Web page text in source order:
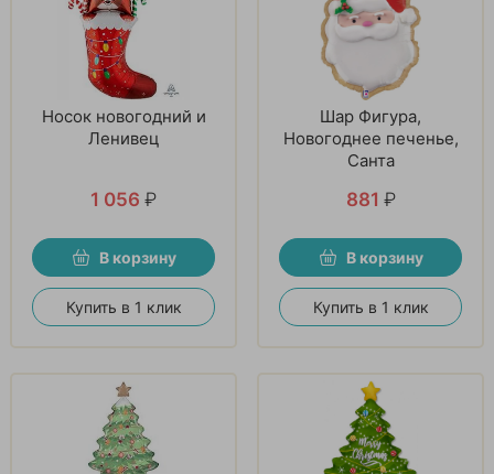
Носок новогодний и
Ленивец
1 056 ₽
В корзину
Купить в 1 клик
Шар Фигура,
Новогоднее печенье,
Санта
881 ₽
В корзину
Купить в 1 клик